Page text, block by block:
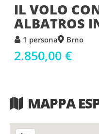
IL VOLO
ALBATROS
1 persona Brno
2.850,00 €
MAPPA